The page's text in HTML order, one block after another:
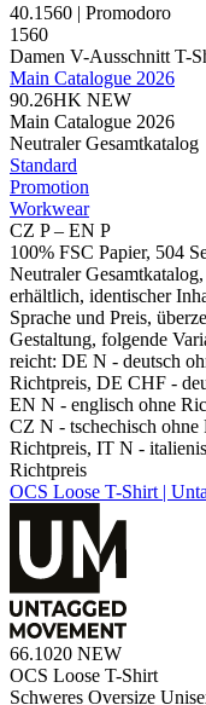
40.1560 | Promodoro
1560
Damen V-Ausschnitt T-
Main Catalogue 2026
90.26HK NEW
Main Catalogue 2026
Neutraler Gesamtkatalog
Standard
Promotion
Workwear
CZ P – EN P
100% FSC Papier, 504
Neutraler
erhältlich, identischer
Sprache und Preis,
Gestaltung, folgende
reicht: DE N - deutsch
Richtpreis, DE CHF -
EN N - englisch ohne
CZ N - tschechisch ohne
Richtpreis, IT N -
Richtpreis
OCS Loose T-Shirt |
66.1020 NEW
OCS Loose T-Shirt
Schweres Oversize